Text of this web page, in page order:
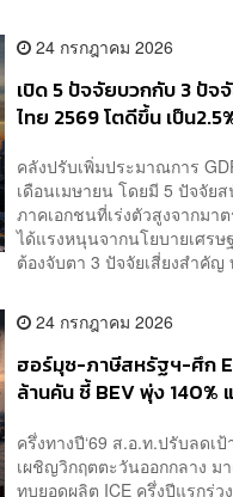
24 กรกฎาคม 2026
เปิด 5 ปัจจัยบวกกับ 3 ปัจ
ไทย 2569 โตดีขึ้น เป็น
คลังปรับเพิ่มประมาณการ
เดือนเมษายน โดยมี 5 ปัจจัย
ภาคเอกชนที่เร่งตัวสูงจากมา
ได้แรงหนุนจากนโยบายเศรษ
ต้องจับตา 3 ปัจจัยเสี่ยงสำคั
24 กรกฎาคม 2026
ฮอร์มุซ-ภาษีสหรัฐฯ-ศึก
ล้านคัน ชี้ BEV พุ่ง 140%
ครึ่งทางปี‘69 ส.อ.ท.ปรับลดเ
เผชิญวิกฤตตะวันออกกลาง
ทุบยอดผลิต ICE ครึ่งปีแรกร่